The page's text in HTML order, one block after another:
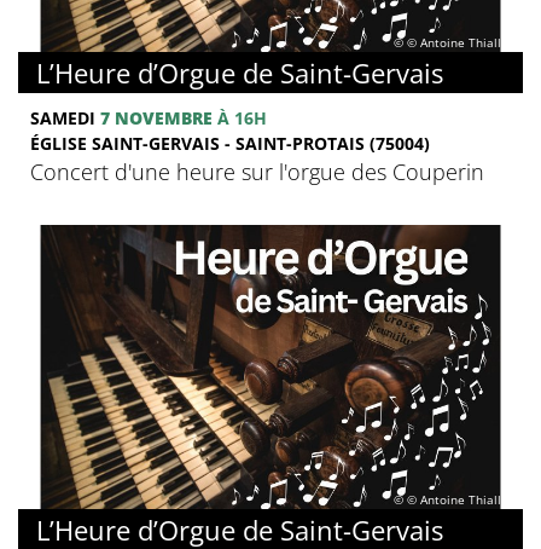
© © Antoine Thiallier
L’Heure d’Orgue de Saint-Gervais
SAMEDI 7 NOVEMBRE À 16H
ÉGLISE SAINT-GERVAIS - SAINT-PROTAIS (75004)
Concert d'une heure sur l'orgue des Couperin
© © Antoine Thiallier
L’Heure d’Orgue de Saint-Gervais